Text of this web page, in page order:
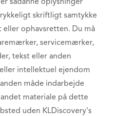
sådanne oplysninger
skriftligt samtykke
ophavsretten. Du må
servicemærker,
tekst eller anden
intellektuel ejendom
måde indarbejde
materiale på dette
uden KLDiscovery's